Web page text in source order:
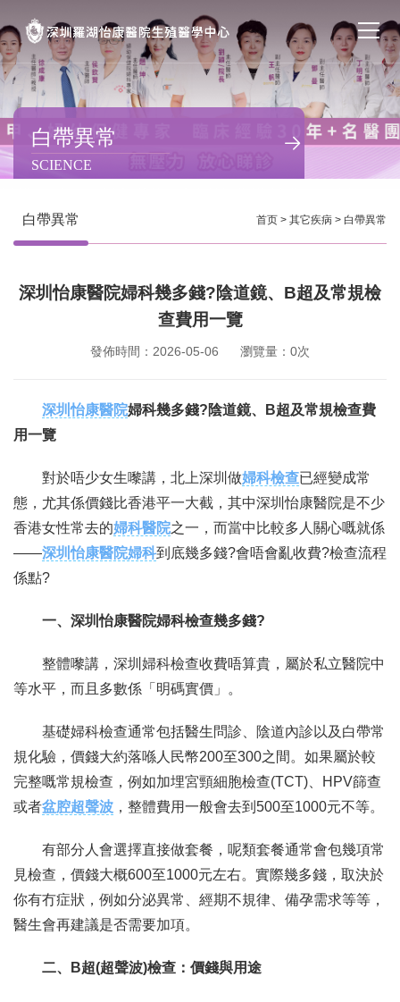
首页
私密處整形
不孕不育
特色门诊
聯繫我們
白帶異常
SCIENCE
白帶異常 首页 > 其它疾病 > 白帶異常
深圳怡康醫院婦科幾多錢?陰道鏡、B超及常規檢
查費用一覽
發佈時間：2026-05-06 瀏覽量：0次
深圳怡康醫院婦科幾多錢?陰道鏡、B超及常規檢查費
用一覽
對於唔少女生嚟講，北上深圳做婦科檢查已經變成常
態，尤其係價錢比香港平一大截，其中深圳怡康醫院是不少
香港女性常去的婦科醫院之一，而當中比較多人關心嘅就係
——深圳怡康醫院婦科到底幾多錢?會唔會亂收費?檢查流程
係點?
一、深圳怡康醫院婦科檢查幾多錢?
整體嚟講，深圳婦科檢查收費唔算貴，屬於私立醫院中
等水平，而且多數係「明碼實價」。
基礎婦科檢查通常包括醫生問診、陰道內診以及白帶常
規化驗，價錢大約落喺人民幣200至300之間。如果屬於較
完整嘅常規檢查，例如加埋宮頸細胞檢查(TCT)、HPV篩查
或者盆腔超聲波 ，整體費用一般會去到500至1000元不等。
有部分人會選擇直接做套餐，呢類套餐通常會包幾項常
見檢查，價錢大概600至1000元左右。實際幾多錢，取決於
你有冇症狀，例如分泌異常、經期不規律、備孕需求等等，
醫生會再建議是否需要加項。
二、B超(超聲波)檢查：價錢與用途